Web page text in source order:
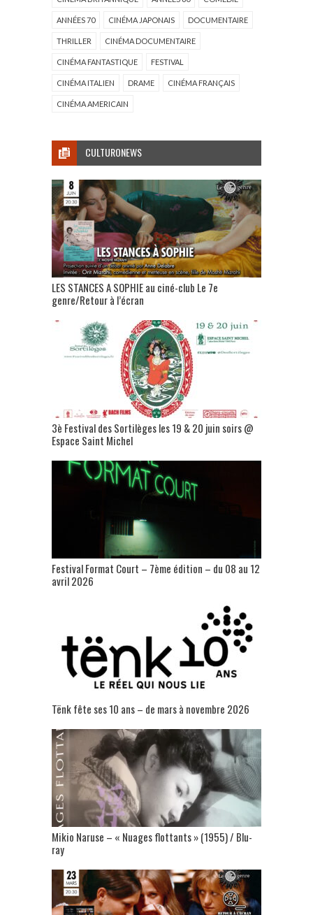
ANNÉES 70 CINÉMA JAPONAIS DOCUMENTAIRE
THRILLER CINÉMA DOCUMENTAIRE
CINÉMA FANTASTIQUE FESTIVAL
CINÉMA ITALIEN DRAME CINÉMA FRANÇAIS
CINÉMA AMERICAIN
CULTURONEWS
LES STANCES A SOPHIE au ciné-club Le 7e
genre/Retour à l’écran
3è Festival des Sortilèges les 19 & 20 juin soirs @
Espace Saint Michel
Festival Format Court – 7ème édition – du 08 au 12
avril 2026
Tënk fête ses 10 ans – de mars à novembre 2026
Mikio Naruse – « Nuages flottants » (1955) / Blu-
ray